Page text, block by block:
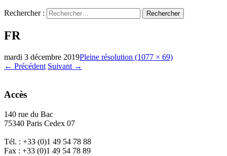
Rechercher :
FR
mardi 3 décembre 2019Pleine résolution (1077 × 69)
← Précédent Suivant →
Accès
140 rue du Bac
75340 Paris Cedex 07
Tél. : +33 (0)1 49 54 78 88
Fax : +33 (0)1 49 54 78 89